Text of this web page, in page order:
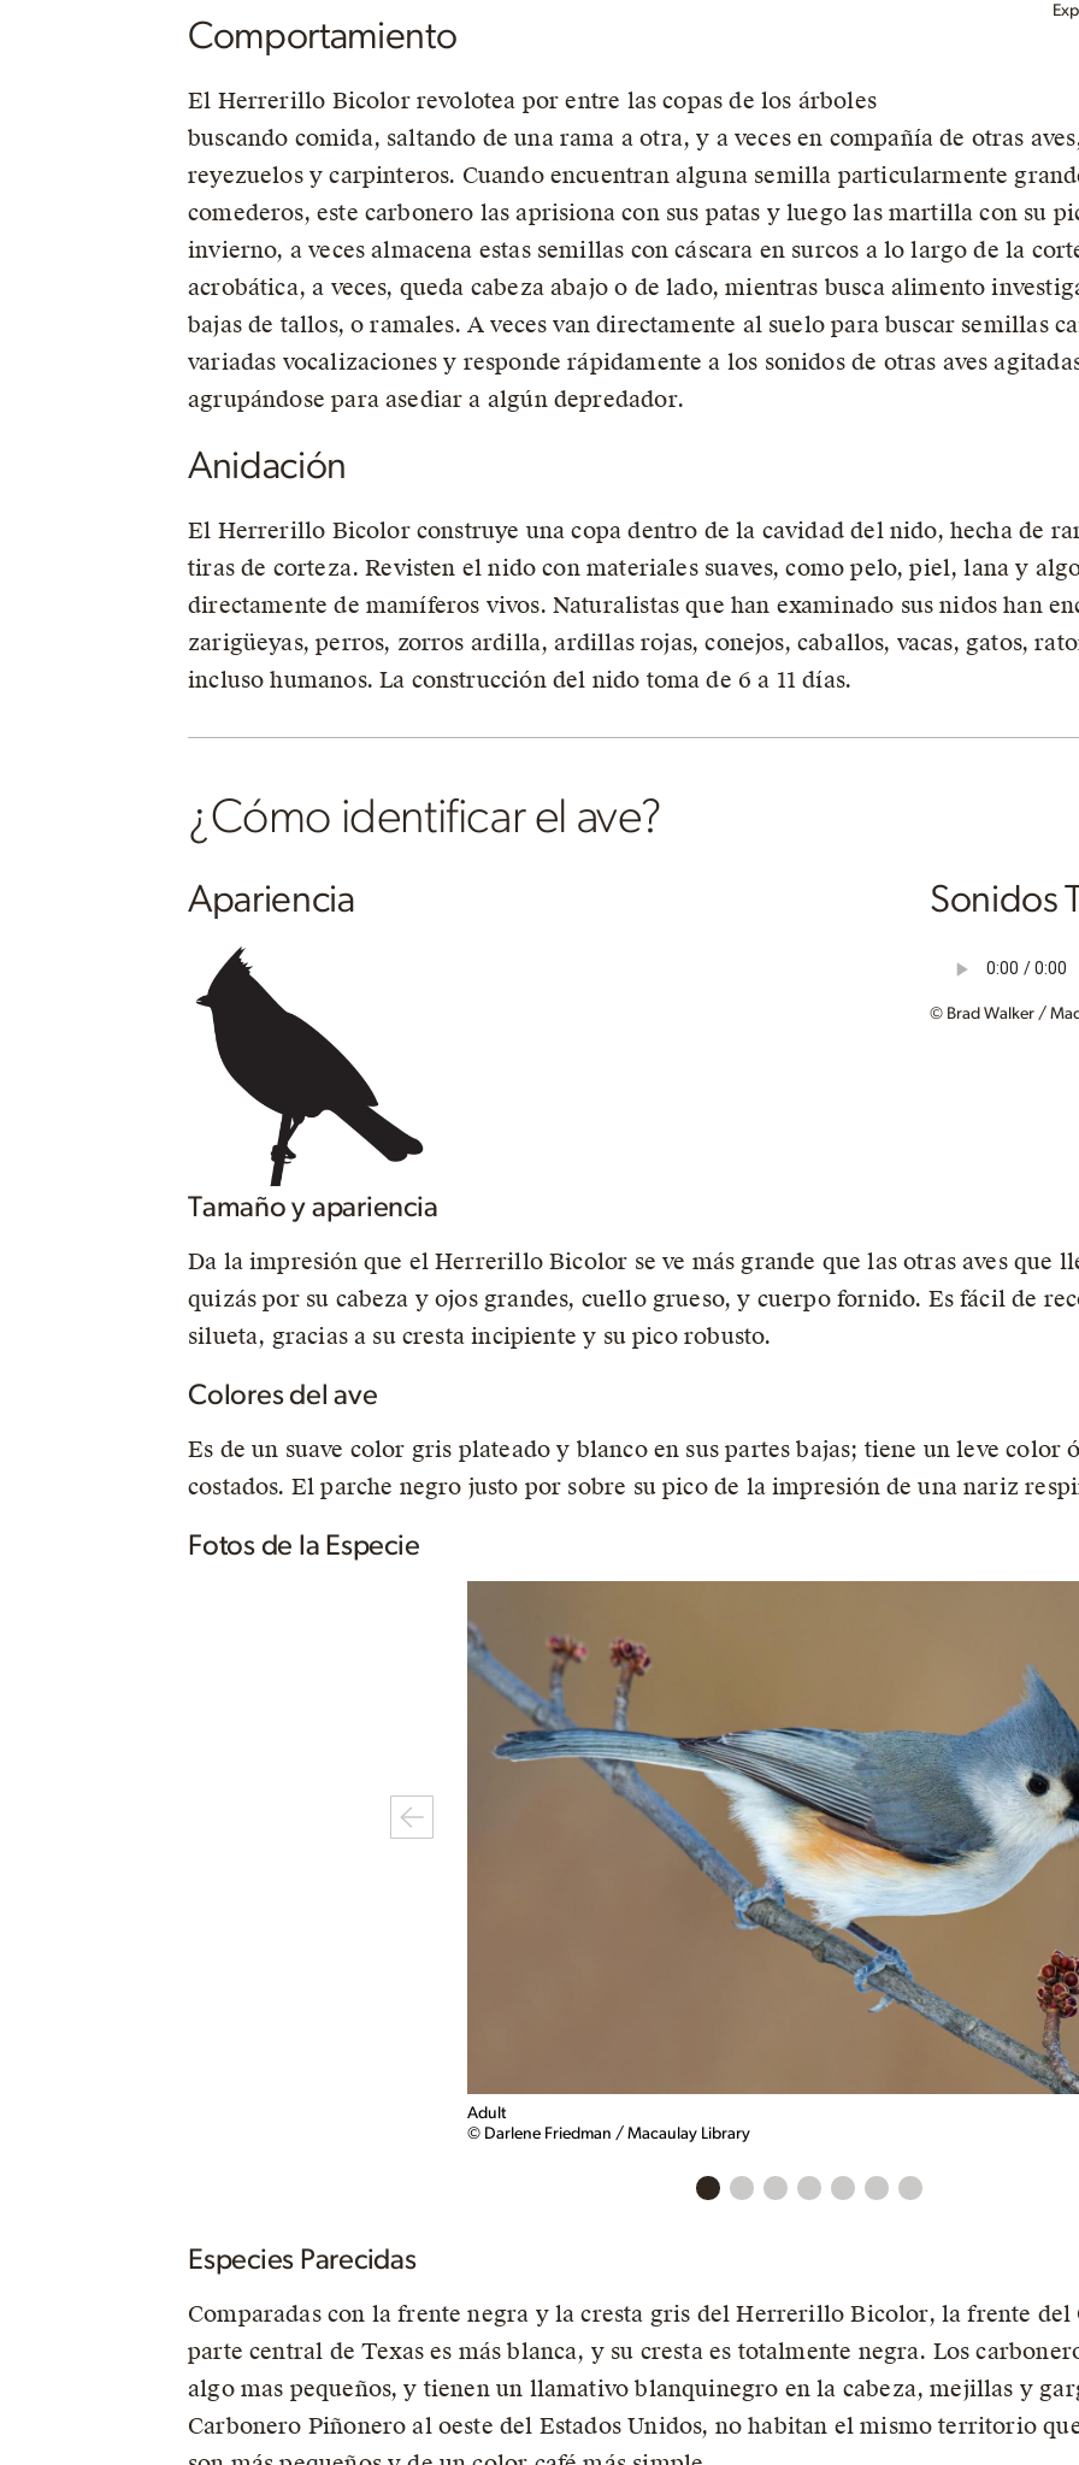
Comportamiento
El Herrerillo Bicolor revolotea por entre las copas de los árboles
buscando comida, saltando de una rama a otra, y a veces en compañía de otras
reyezuelos y carpinteros. Cuando encuentran alguna semilla particularmente
comederos, este carbonero las aprisiona con sus patas y luego las martilla con su
invierno, a veces almacena estas semillas con cáscara en surcos a lo largo de la
acrobática, a veces, queda cabeza abajo o de lado, mientras busca alimento
bajas de tallos, o ramales. A veces van directamente al suelo para buscar semillas
variadas vocalizaciones y responde rápidamente a los sonidos de otras aves
agrupándose para asediar a algún depredador.
Anidación
El Herrerillo Bicolor construye una copa dentro de la cavidad del nido, hecha de
tiras de corteza. Revisten el nido con materiales suaves, como pelo, piel, lana y
directamente de mamíferos vivos. Naturalistas que han examinado sus nidos han
zarigüeyas, perros, zorros ardilla, ardillas rojas, conejos, caballos, vacas, gatos,
incluso humanos. La construcción del nido toma de 6 a 11 días.
¿Cómo identificar el ave?
Sonidos
© Brad Walker /
Apariencia
Tamaño y apariencia
Da la impresión que el Herrerillo Bicolor se ve más grande que las otras aves que
quizás por su cabeza y ojos grandes, cuello grueso, y cuerpo fornido. Es fácil de
silueta, gracias a su cresta incipiente y su pico robusto.
Colores del ave
Es de un suave color gris plateado y blanco en sus partes bajas; tiene un leve color
costados. El parche negro justo por sobre su pico de la impresión de una nariz
Fotos de la Especie
Adult
© Darlene Friedman / Macaulay Library
Especies Parecidas
Comparadas con la frente negra y la cresta gris del Herrerillo Bicolor, la frente del
parte central de Texas es más blanca, y su cresta es totalmente negra. Los
algo mas pequeños, y tienen un llamativo blanquinegro en la cabeza, mejillas y
Carbonero Piñonero al oeste del Estados Unidos, no habitan el mismo territorio